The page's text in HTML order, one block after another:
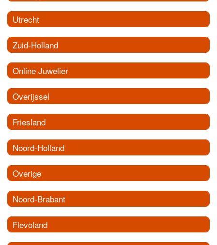
Utrecht
Zuid-Holland
Online Juwelier
Overijssel
Friesland
Noord-Holland
Overige
Noord-Brabant
Flevoland